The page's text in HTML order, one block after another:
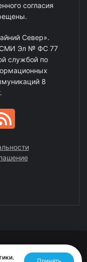
согласия
Север».
СМИ Эл № ФС 77
службой по
8